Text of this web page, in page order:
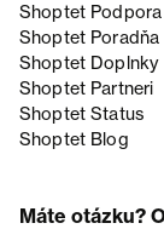
Shoptet Podpora
Shoptet Poradňa
Shoptet Doplnky
Shoptet Partneri
Shoptet Status
Shoptet Blog
Máte otázku?